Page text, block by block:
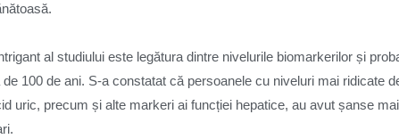
al studiului este legătura dintre nivelurile biomarkerilor și
100 de ani. S-a constatat că persoanele cu niveluri mai ridicate
uric, precum și alte markeri ai funcției hepatice, au avut șanse